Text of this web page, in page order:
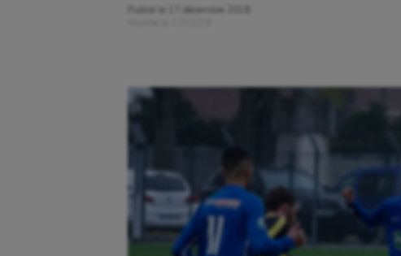
Publié le
17 décembre 2018